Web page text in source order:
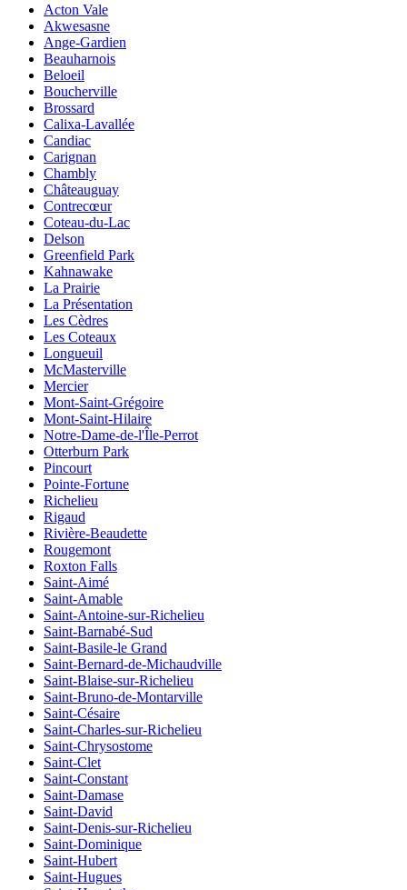
Acton Vale
Akwesasne
Ange-Gardien
Beauharnois
Beloeil
Boucherville
Brossard
Calixa-Lavallée
Candiac
Carignan
Chambly
Châteauguay
Contrecœur
Coteau-du-Lac
Delson
Greenfield Park
Kahnawake
La Prairie
La Présentation
Les Cèdres
Les Coteaux
Longueuil
McMasterville
Mercier
Mont-Saint-Grégoire
Mont-Saint-Hilaire
Notre-Dame-de-l'Île-Perrot
Otterburn Park
Pincourt
Pointe-Fortune
Richelieu
Rigaud
Rivière-Beaudette
Rougemont
Roxton Falls
Saint-Aimé
Saint-Amable
Saint-Antoine-sur-Richelieu
Saint-Barnabé-Sud
Saint-Basile-le Grand
Saint-Bernard-de-Michaudville
Saint-Blaise-sur-Richelieu
Saint-Bruno-de-Montarville
Saint-Césaire
Saint-Charles-sur-Richelieu
Saint-Chrysostome
Saint-Clet
Saint-Constant
Saint-Damase
Saint-David
Saint-Denis-sur-Richelieu
Saint-Dominique
Saint-Hubert
Saint-Hugues